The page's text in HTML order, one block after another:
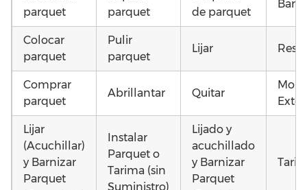
parquet
parquet
de parquet
Colocar
parquet
Pulir
parquet
Lijar
Comprar
parquet
Abrillantar Quitar
Lijar
(Acuchillar)
y Barnizar
Parquet
Instalar
Parquet o
Tarima (sin
Suministro)
Lijado y
acuchillado
y Barnizar
Parquet